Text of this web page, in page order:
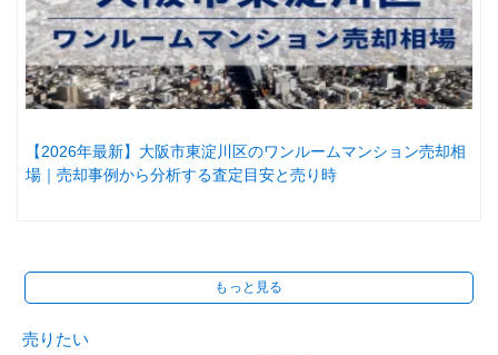
【2026年最新】大阪市東淀川区のワンルームマンション売却相
場｜売却事例から分析する査定目安と売り時
もっと見る
売りたい